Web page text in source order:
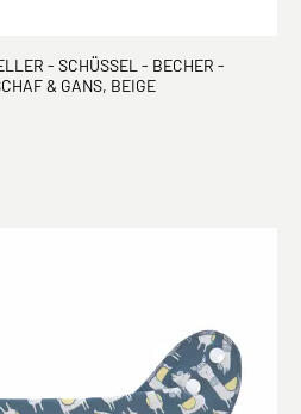
- SCHÜSSEL - BECHER -
& GANS, BEIGE